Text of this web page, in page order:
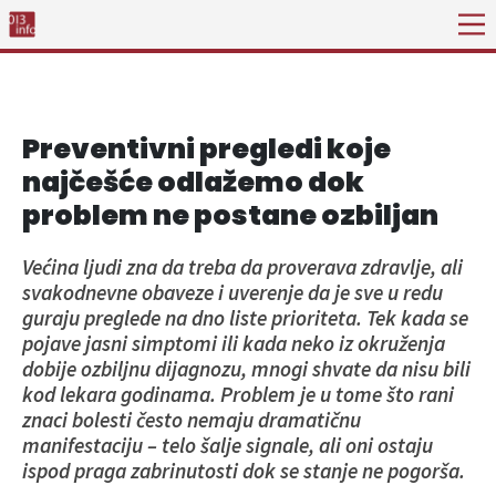
Preventivni pregledi koje
najčešće odlažemo dok
problem ne postane ozbiljan
Većina ljudi zna da treba da proverava zdravlje, ali
svakodnevne obaveze i uverenje da je sve u redu
guraju preglede na dno liste prioriteta. Tek kada se
pojave jasni simptomi ili kada neko iz okruženja
dobije ozbiljnu dijagnozu, mnogi shvate da nisu bili
kod lekara godinama. Problem je u tome što rani
znaci bolesti često nemaju dramatičnu
manifestaciju – telo šalje signale, ali oni ostaju
ispod praga zabrinutosti dok se stanje ne pogorša.